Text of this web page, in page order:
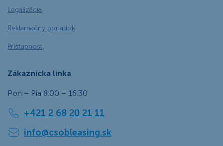
Legalizácia
Reklamačný poriadok
Prístupnosť
Zákaznícka linka
Pon – Pia 8:00 – 16:30
+421 2 68 20 21 11
info@csobleasing.sk